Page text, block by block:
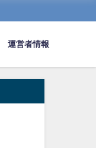
運営者情報